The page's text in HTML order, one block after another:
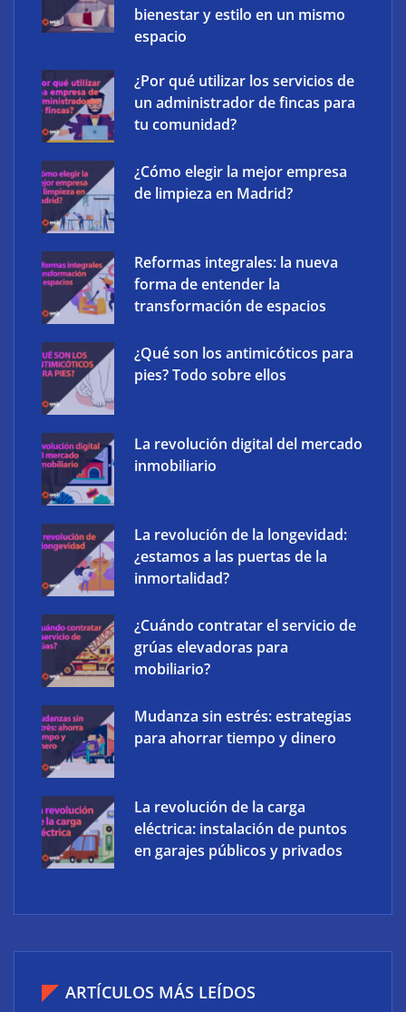
The Factory School explica por qué aprender
herramientas de IA ya no es suficiente para los
profesionales de la arquitectura
‘Schaeffler Vehicle Lifetime Solutions’ avanza hacia
una mayor eficiencia y una menor complejidad con
su cartera integrada y soluciones inteligentes
Ucademy lanza la marca Polaris para adaptar la
preparación de oposiciones al perfil del estudiante
bienestar y estilo en un mismo
espacio
¿Por qué utilizar los servicios de
un administrador de fincas para
tu comunidad?
¿Cómo elegir la mejor empresa
de limpieza en Madrid?
Reformas integrales: la nueva
forma de entender la
transformación de espacios
¿Qué son los antimicóticos para
pies? Todo sobre ellos
La revolución digital del mercado
inmobiliario
La revolución de la longevidad:
¿estamos a las puertas de la
inmortalidad?
¿Cuándo contratar el servicio de
grúas elevadoras para
mobiliario?
Mudanza sin estrés: estrategias
para ahorrar tiempo y dinero
La revolución de la carga
eléctrica: instalación de puntos
en garajes públicos y privados
ARTÍCULOS MÁS LEÍDOS